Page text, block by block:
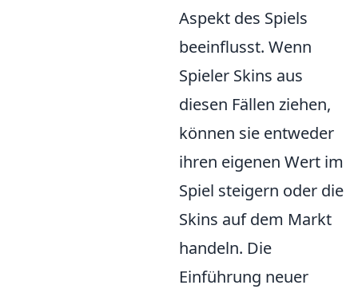
Aspekt des Spiels
beeinflusst. Wenn
Spieler Skins aus
diesen Fällen ziehen,
können sie entweder
ihren eigenen Wert im
Spiel steigern oder die
Skins auf dem Markt
handeln. Die
Einführung neuer